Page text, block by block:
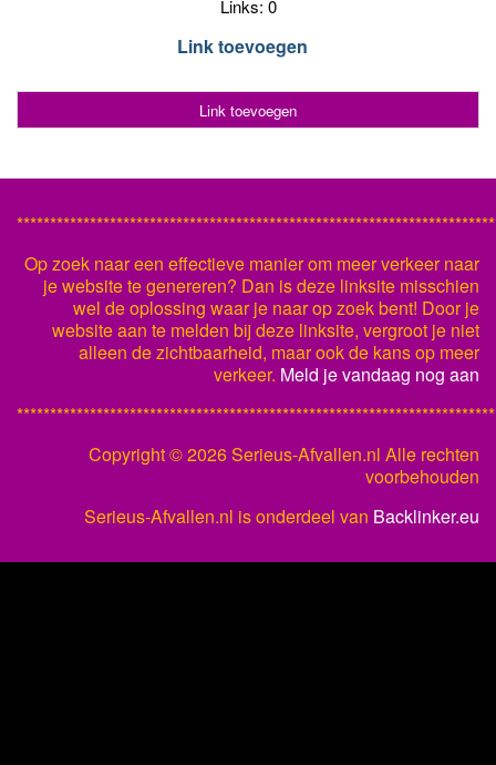
Links: 0
Link toevoegen
Link toevoegen
Op zoek naar een effectieve manier om meer verkeer naar
je website te genereren? Dan is deze linksite misschien
wel de oplossing waar je naar op zoek bent! Door je
website aan te melden bij deze linksite, vergroot je niet
alleen de zichtbaarheid, maar ook de kans op meer
verkeer. Meld je vandaag nog aan
Copyright ©2026 Serieus-Afvallen.nl Alle rechten
voorbehouden
Serieus-Afvallen.nl is onderdeel van Backlinker.eu